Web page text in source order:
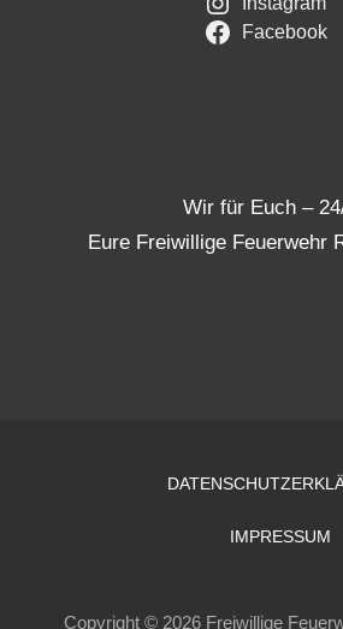
Facebook
Wir für Euch –
Eure Freiwillige Feuerwehr
IMPRESSUM
Copyright © 2026 Freiwillige